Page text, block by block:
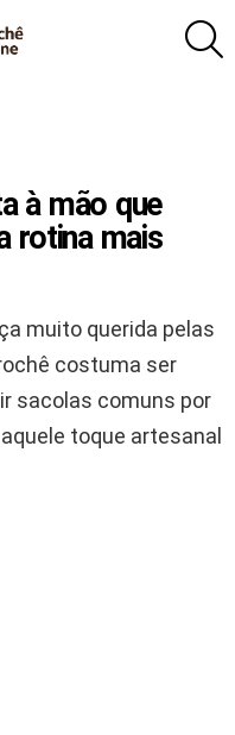
à mão que
rotina mais
muito querida pelas
costuma ser
sacolas comuns por
toque artesanal